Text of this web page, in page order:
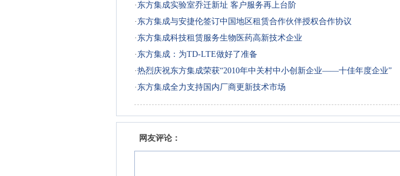
· 东方集成实验室乔迁新址 客户服务再上台阶
· 东方集成与安捷伦签订中国地区租赁合作伙伴授权合作协议
· 东方集成科技租赁服务生物医药高新技术企业
· 东方集成：为TD-LTE做好了准备
·热烈庆祝东方集成荣获“2010年中关村中小创新企业——十佳年度企业”
· 东方集成全力支持国内厂商更新技术市场
网友评论：